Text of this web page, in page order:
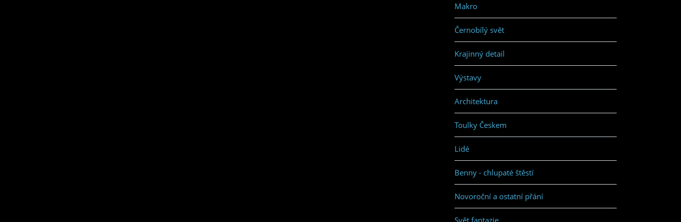
Makro
Černobílý svět
Krajinný detail
Výstavy
Architektura
Toulky Českem
Lidé
Benny - chlupaté štěstí
Novoroční a ostatní přání
Svět fantazie